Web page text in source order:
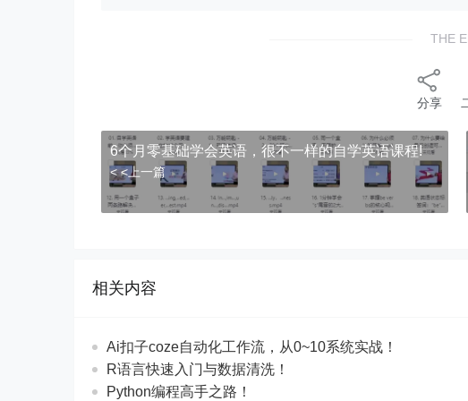
THE
分享
6个月零基础学会英语，很不一样的自学英语课程!
< <上一篇
相关内容
Ai扣子coze自动化工作流，从0~10系统实战！
R语言快速入门与数据清洗！
Python编程高手之路！